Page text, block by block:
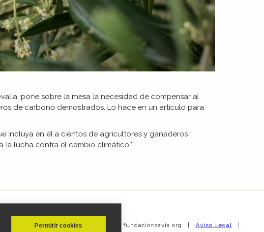
pone sobre la mesa la necesidad de compensar al
de carbono demostrados. Lo hace en un artículo para
incluya en él a cientos de agricultores y ganaderos
la lucha contra el cambio climático."
| Copyright © 2019 fundacionsavia.org | Aviso Legal
Permitir cookies